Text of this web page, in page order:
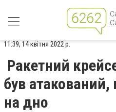
11:39, 14 квітня 2022 р.
Ракетний
був атакований,
на дно